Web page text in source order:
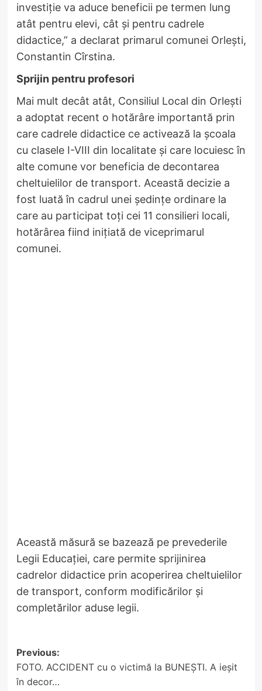
investiție va aduce beneficii pe termen lung
atât pentru elevi, cât și pentru cadrele
didactice,” a declarat primarul comunei Orlești,
Constantin Cîrstina.
Sprijin pentru profesori
Mai mult decât atât, Consiliul Local din Orlești
a adoptat recent o hotărâre importantă prin
care cadrele didactice ce activează la școala
cu clasele I-VIII din localitate și care locuiesc în
alte comune vor beneficia de decontarea
cheltuielilor de transport. Această decizie a
fost luată în cadrul unei ședințe ordinare la
care au participat toți cei 11 consilieri locali,
hotărârea fiind inițiată de viceprimarul
comunei.
Această măsură se bazează pe prevederile
Legii Educației, care permite sprijinirea
cadrelor didactice prin acoperirea cheltuielilor
de transport, conform modificărilor și
completărilor aduse legii.
Post
navigation
Previous:
FOTO. ACCIDENT cu o victimă la BUNEȘTI. A ieșit
în decor…